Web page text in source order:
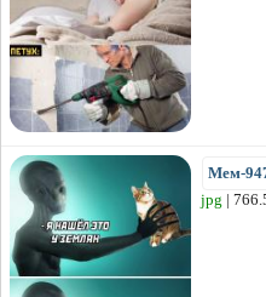
Мем-
jpg |